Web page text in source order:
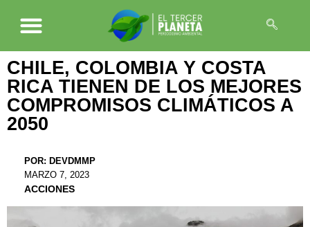
CHILE, COLOMBIA Y COSTA
RICA TIENEN DE LOS MEJORES
COMPROMISOS CLIMÁTICOS A
2050
POR: DEVDMMP
MARZO 7, 2023
ACCIONES